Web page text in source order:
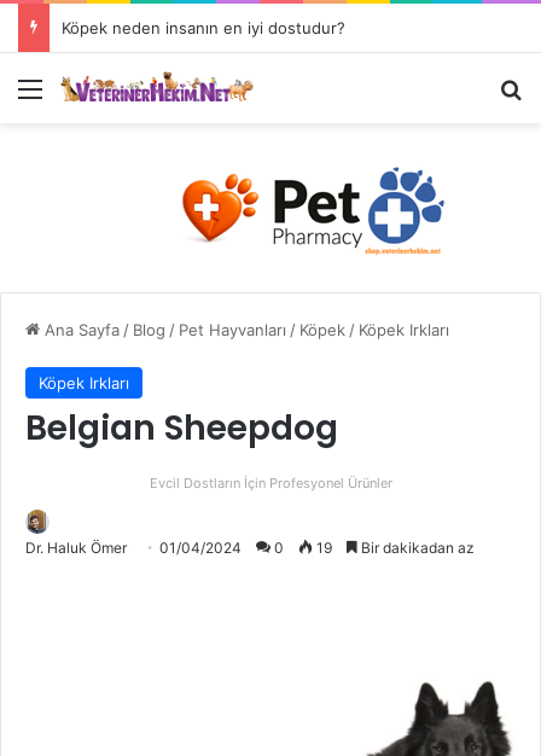
Köpek neden insanın en iyi dostudur?
Ana Sayfa/ Blog / Pet Hayvanları / Köpek/ Köpek Irkları
Köpek Irkları
Belgian Sheepdog
Evcil Dostların İçin Profesyonel Ürünler
Dr. Haluk Ömer 01/04/2024 0 19 Bir dakikadan az